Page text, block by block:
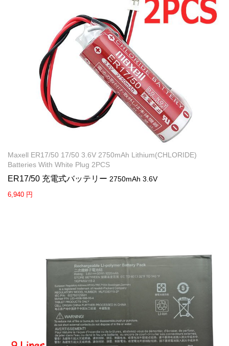
Maxell ER17/50 17/50 3.6V 2750mAh Lithium(CHLORIDE)
Batteries With White Plug 2PCS
ER17/50 充電式バッテリー 2750mAh 3.6V
6,940 円